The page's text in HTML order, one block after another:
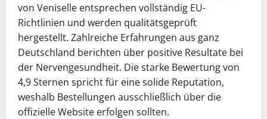
von Veniselle entsprechen vollständig EU-
Richtlinien und werden qualitätsgeprüft
hergestellt. Zahlreiche Erfahrungen aus ganz
Deutschland berichten über positive Resultate bei
der Nervengesundheit. Die starke Bewertung von
4,9 Sternen spricht für eine solide Reputation,
weshalb Bestellungen ausschließlich über die
offizielle Website erfolgen sollten.